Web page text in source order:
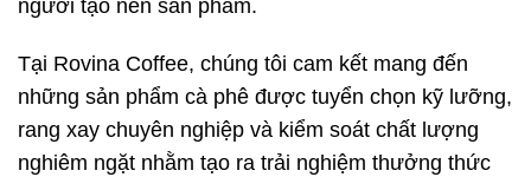
người tạo nên sản phẩm.
Tại Rovina Coffee, chúng tôi cam kết mang đến
những sản phẩm cà phê được tuyển chọn kỹ lưỡng,
rang xay chuyên nghiệp và kiểm soát chất lượng
nghiêm ngặt nhằm tạo ra trải nghiệm thưởng thức